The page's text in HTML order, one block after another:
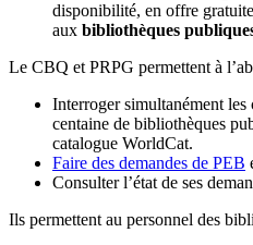
disponibilité, en offre
aux bibliothèques
Le CBQ et PRPG permettent à
Interroger simultanément les
centaine de bibliothèques
catalogue WorldCat.
Faire des demandes de PEB
Consulter l’état de ses
Ils permettent au personnel des